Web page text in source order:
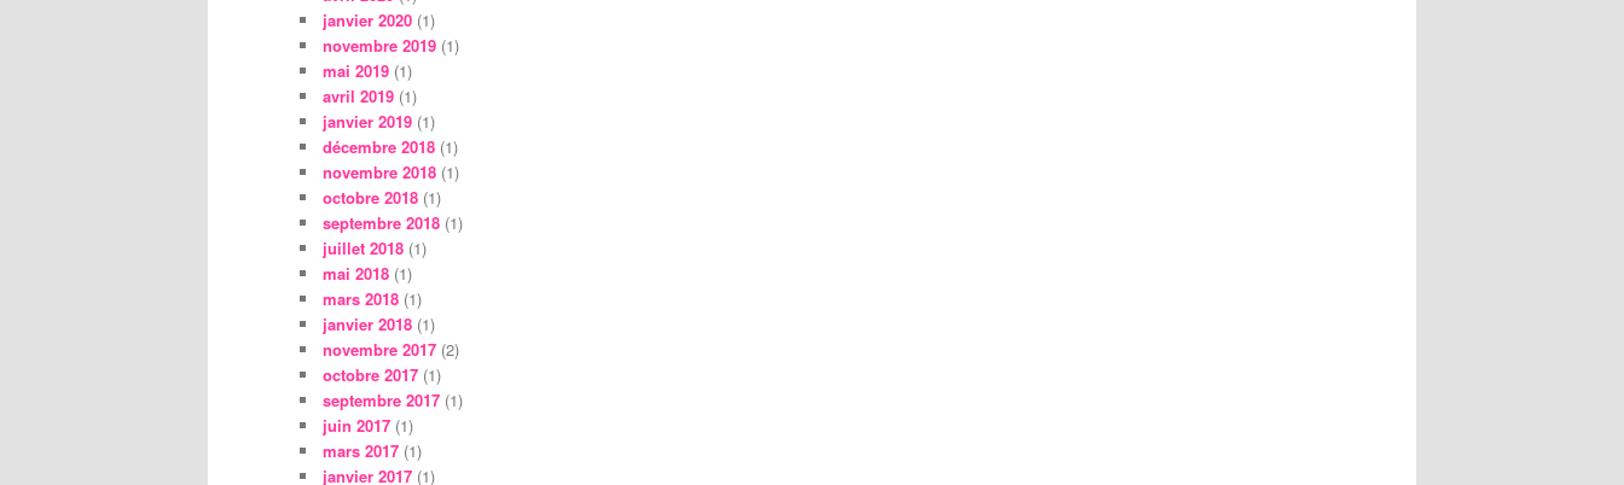
janvier 2020 (1)
novembre 2019 (1)
mai 2019 (1)
avril 2019 (1)
janvier 2019 (1)
décembre 2018 (1)
novembre 2018 (1)
octobre 2018 (1)
septembre 2018 (1)
juillet 2018 (1)
mai 2018 (1)
mars 2018 (1)
janvier 2018 (1)
novembre 2017 (2)
octobre 2017 (1)
septembre 2017 (1)
juin 2017 (1)
mars 2017 (1)
janvier 2017 (1)